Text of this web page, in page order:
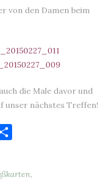
von den Damen beim
die Male davor und
unser nächstes Treffen!
,